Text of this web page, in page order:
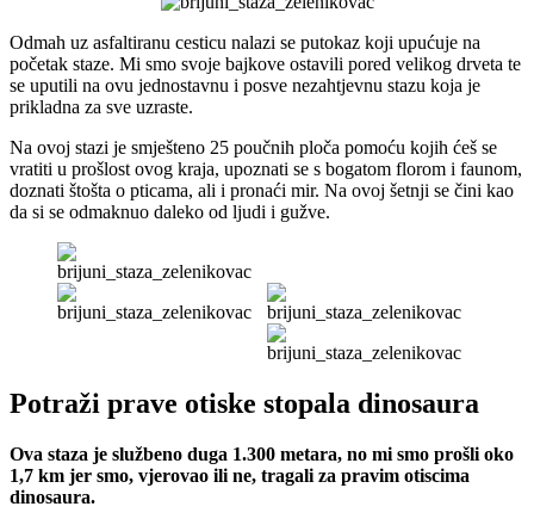
Odmah uz asfaltiranu cesticu nalazi se putokaz koji upućuje na
početak staze. Mi smo svoje bajkove ostavili pored velikog drveta te
se uputili na ovu jednostavnu i posve nezahtjevnu stazu koja je
prikladna za sve uzraste.
Na ovoj stazi je smješteno 25 poučnih ploča pomoću kojih ćeš se
vratiti u prošlost ovog kraja, upoznati se s bogatom florom i faunom,
doznati štošta o pticama, ali i pronaći mir. Na ovoj šetnji se čini kao
da si se odmaknuo daleko od ljudi i gužve.
Potraži prave otiske stopala dinosaura
Ova staza je službeno duga 1.300 metara, no mi smo prošli oko
1,7 km jer smo, vjerovao ili ne, tragali za pravim otiscima
dinosaura.